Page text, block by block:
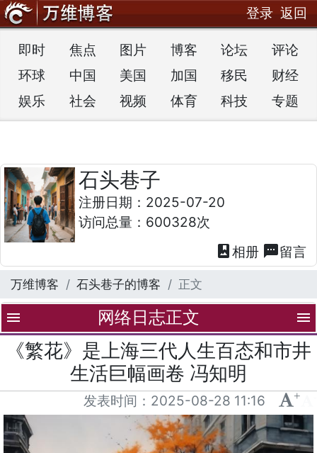
登录 返回
即时 焦点 图片 博客 论坛
评论
环球
中国 美国 加国 移民
财经
娱乐
社会 视频 体育 科技 专题
石头巷子
注册日期：2025-07-20
访问总量：600328次
photo_album 相册 textsms留言
万维博客 石头巷子的博客 正文
menu 网络日志正文 menu
《繁花》是上海三代人生百态和市井
生活巨幅画卷 冯知明
发表时间： 2025-08-28 11:16 +